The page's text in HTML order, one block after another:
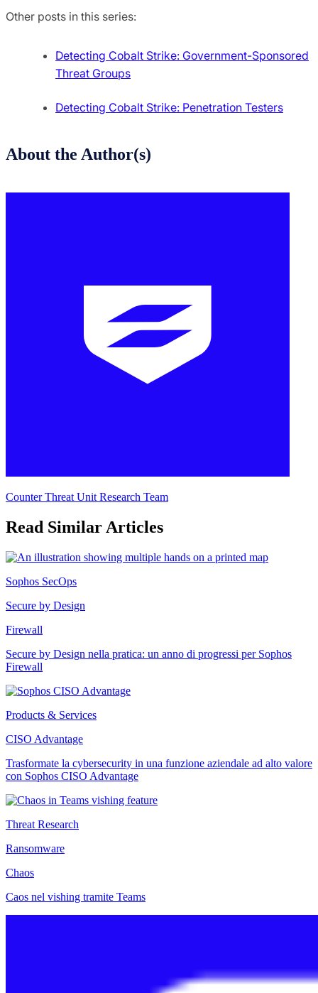
Other posts in this series:
Detecting Cobalt Strike: Government-Sponsored
Threat Groups
Detecting Cobalt Strike: Penetration Testers
About the Author(s)
Counter Threat Unit Research Team
Read Similar Articles
Sophos SecOps
Secure by Design
Firewall
Secure by Design nella pratica: un anno di progressi per Sophos
Firewall
Products & Services
CISO Advantage
Trasformate la cybersecurity in una funzione aziendale ad alto valore
con Sophos CISO Advantage
Threat Research
Ransomware
Chaos
Caos nel vishing tramite Teams